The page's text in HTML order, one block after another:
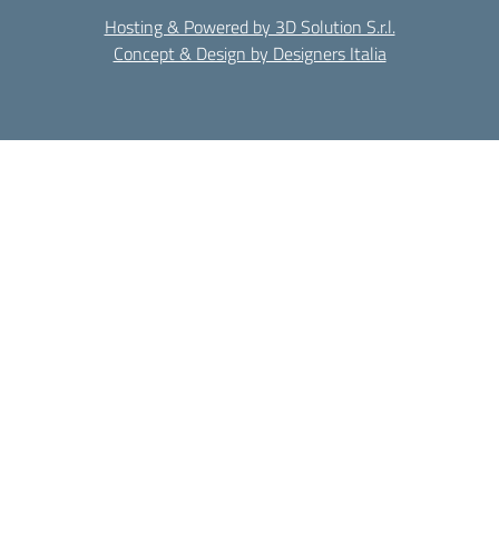
Hosting & Powered by 3D Solution S.r.l.
Concept & Design by Designers Italia